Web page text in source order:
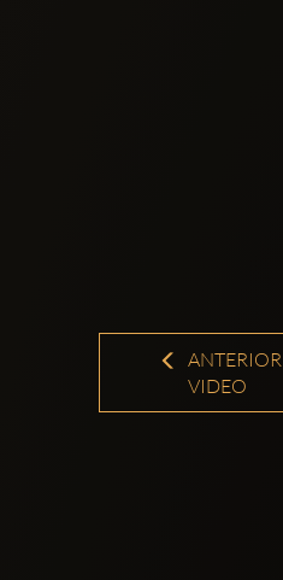
ANTERIOR
VIDEO